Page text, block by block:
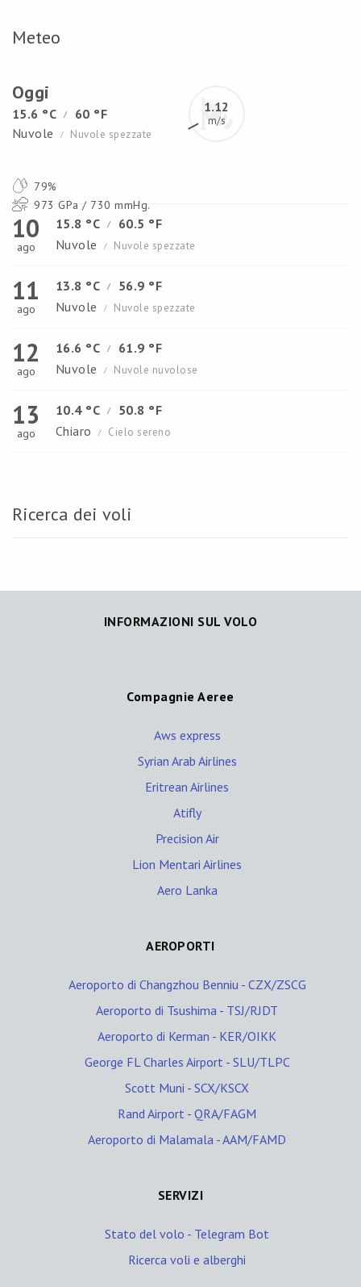
Meteo
Oggi
15.6 °C /
60 °F
Nuvole
/ Nuvole spezzate
1.12
m/s
79%
973 GPa / 730 mmHg.
10
ago
15.8 °C /
60.5 °F
Nuvole
/ Nuvole spezzate
11
ago
13.8 °C /
56.9 °F
Nuvole
/ Nuvole spezzate
12
ago
16.6 °C /
61.9 °F
Nuvole
/ Nuvole nuvolose
13
ago
10.4 °C /
50.8 °F
Chiaro
/ Cielo sereno
Ricerca dei voli
INFORMAZIONI SUL VOLO
Compagnie Aeree
Aws express
Syrian Arab Airlines
Eritrean Airlines
Atifly
Precision Air
Lion Mentari Airlines
Aero Lanka
AEROPORTI
Aeroporto di Changzhou Benniu - CZX/ZSCG
Aeroporto di Tsushima - TSJ/RJDT
Aeroporto di Kerman - KER/OIKK
George FL Charles Airport - SLU/TLPC
Scott Muni - SCX/KSCX
Rand Airport - QRA/FAGM
Aeroporto di Malamala - AAM/FAMD
SERVIZI
Stato del volo - Telegram Bot
Ricerca voli e alberghi